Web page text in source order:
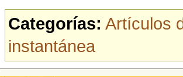
Categorías: Artículos
instantánea